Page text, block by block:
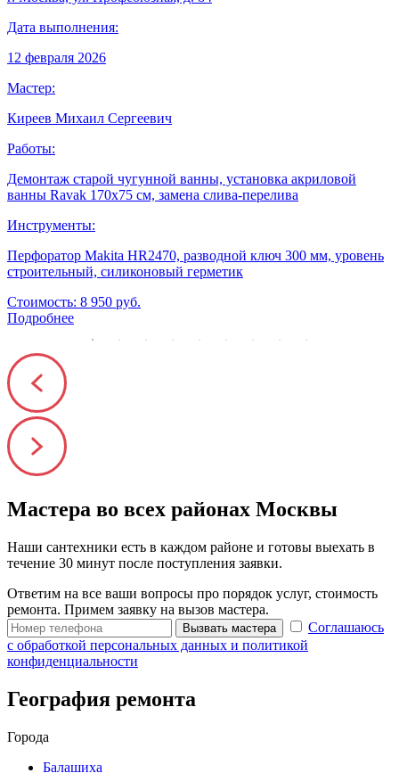
Дата выполнения:
12 февраля 2026
Мастер:
Киреев Михаил Сергеевич
Работы:
Демонтаж старой чугунной ванны, установка акриловой
ванны Ravak 170x75 см, замена слива-перелива
Инструменты:
Перфоратор Makita HR2470, разводной ключ 300 мм, уровень
строительный, силиконовый герметик
Стоимость: 8 950 руб.
Подробнее
Мастера во всех районах Москвы
Наши сантехники есть в каждом районе и готовы выехать в
течение 30 минут после поступления заявки.
Ответим на все ваши вопросы про порядок услуг, стоимость
ремонта. Примем заявку на вызов мастера.
Вызвать мастера
Соглашаюсь
с обработкой персональных данных и политикой
конфиденциальности
География ремонта
Города
Балашиха